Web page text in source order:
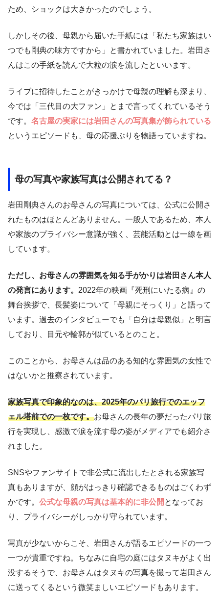
ため、ショックは大きかったのでしょう。
しかしその後、母親から届いた手紙には「私たち家族はい
つでも剛典の味方ですから」と書かれていました。岩田さ
んはこの手紙を読んで大粒の涙を流したといいます。
ライブに招待したことがきっかけで母親の理解も深まり、
今では「三代目の大ファン」とまで言ってくれているそう
です。 名古屋の実家には岩田さんの写真集が飾られている
というエピソードも、母の応援ぶりを物語っていますね。
母の写真や家族写真は公開されてる？
岩田剛典さんのお母さんの写真については、公式に公開さ
れたものはほとんどありません。一般人であるため、本人
や家族のプライバシー意識が強く、芸能活動とは一線を画
しています。
ただし、お母さんの雰囲気を知る手がかりは岩田さん本人
の発言にあります。 2022年の映画『死刑にいたる病』の
舞台挨拶で、長髪姿について「母親にそっくり」と語って
います。過去のインタビューでも「自分は母親似」と明言
しており、目元や輪郭が似ているとのこと。
このことから、お母さんは品のある知的な雰囲気の女性で
はないかと推察されています。
家族写真で印象的なのは、2025年のパリ旅行でのエッフ
ェル塔前での一枚です。お母さんの長年の夢だったパリ旅
行を実現し、感激で涙を流す母の姿がメディアでも紹介さ
れました。
SNSやファンサイトで非公式に流出したとされる家族写
真もありますが、顔がはっきり確認できるものはごくわず
かです。 公式な母親の写真は基本的に非公開 となってお
り、プライバシーがしっかり守られています。
写真が少ないからこそ、岩田さんが語るエピソードの一つ
一つが貴重ですね。ちなみに自宅の庭にはタヌキがよく出
没するそうで、お母さんはタヌキの写真を撮って岩田さん
に送ってくるという微笑ましいエピソードもあります。